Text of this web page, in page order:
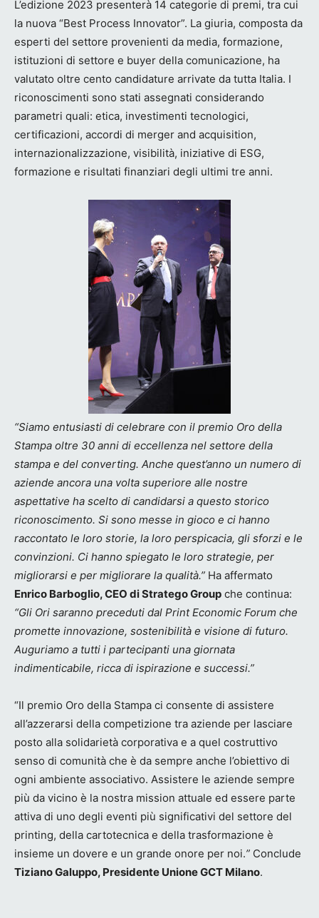
L’edizione 2023 presenterà 14 categorie di premi, tra cui
la nuova “Best Process Innovator”. La giuria, composta da
esperti del settore provenienti da media, formazione,
istituzioni di settore e buyer della comunicazione, ha
valutato oltre cento candidature arrivate da tutta Italia. I
riconoscimenti sono stati assegnati considerando
parametri quali: etica, investimenti tecnologici,
certificazioni, accordi di merger and acquisition,
internazionalizzazione, visibilità, iniziative di ESG,
formazione e risultati finanziari degli ultimi tre anni.
“Siamo entusiasti di celebrare con il premio Oro della
Stampa oltre 30 anni di eccellenza nel settore della
stampa e del converting. Anche quest’anno un numero di
aziende ancora una volta superiore alle nostre
aspettative ha scelto di candidarsi a questo storico
riconoscimento. Si sono messe in gioco e ci hanno
raccontato le loro storie, la loro perspicacia, gli sforzi e le
convinzioni. Ci hanno spiegato le loro strategie, per
migliorarsi e per migliorare la qualità.” Ha affermato
Enrico Barboglio, CEO di Stratego Group che continua:
“Gli Ori saranno preceduti dal Print Economic Forum che
promette innovazione, sostenibilità e visione di futuro.
Auguriamo a tutti i partecipanti una giornata
indimenticabile, ricca di ispirazione e successi.”
“Il premio Oro della Stampa ci consente di assistere
all’azzerarsi della competizione tra aziende per lasciare
posto alla solidarietà corporativa e a quel costruttivo
senso di comunità che è da sempre anche l’obiettivo di
ogni ambiente associativo. Assistere le aziende sempre
più da vicino è la nostra mission attuale ed essere parte
attiva di uno degli eventi più significativi del settore del
printing, della cartotecnica e della trasformazione è
insieme un dovere e un grande onore per noi.” Conclude
Tiziano Galuppo, Presidente Unione GCT Milano.